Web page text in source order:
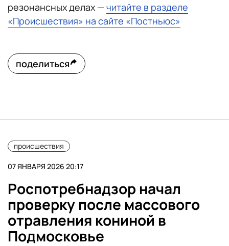
резонансных делах — читайте в разделе
«Происшествия» на сайте «Постньюс»
поделиться
происшествия
07 ЯНВАРЯ 2026 20:17
Роспотребнадзор начал
проверку после массового
отравления кониной в
Подмосковье